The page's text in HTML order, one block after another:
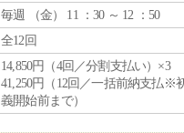
毎週 （金） 11 ：30 ～ 12 ：50
全12回
14,850円（4回／分割支払い）×3
41,250円（12回／一括前納支払※
義開始前まで）